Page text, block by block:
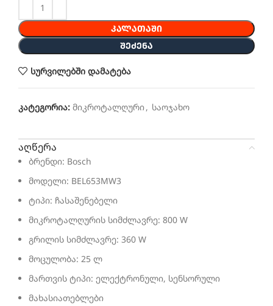
ᲙᲐᲚᲐᲗᲐᲨᲘ
ᲨᲔᲫᲔᲜᲐ
სურვილებში დამატება
კატეგორია: მიკროტალღური, საოჯახო
აღწერა
ბრენდი: Bosch
მოდელი: BEL653MW3
ტიპი: ჩასაშენებელი
მიკროტალღურის სიმძლავრე: 800 W
გრილის სიმძლავრე: 360 W
მოცულობა: 25 ლ
მართვის ტიპი: ელექტრონული, სენსორული
მახასიათებლები